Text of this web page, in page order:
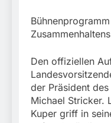
Zusammenhaltens
Den offiziellen
der Präsident des
Michael Stricker.
Kuper griff in